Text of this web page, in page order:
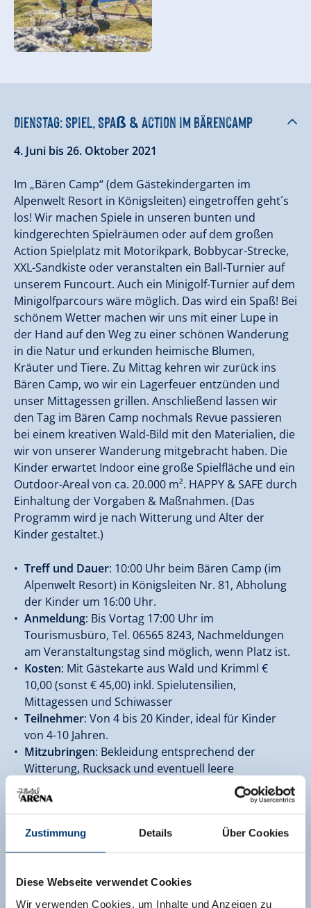
Zustimmung Details Über Cookies
Diese Webseite verwendet Cookies
Wir verwenden Cookies, um Inhalte und Anzeigen zu
Dienstag: Spiel, Spaß & Action im Bärencamp
4. Juni bis 26. Oktober 2021
Im „Bären Camp“ (dem Gästekindergarten im
Alpenwelt Resort in Königsleiten) eingetroffen geht´s
los! Wir machen Spiele in unseren bunten und
kindgerechten Spielräumen oder auf dem großen
Action Spielplatz mit Motorikpark, Bobbycar-Strecke,
XXL-Sandkiste oder veranstalten ein Ball-Turnier auf
unserem Funcourt. Auch ein Minigolf-Turnier auf dem
Minigolfparcours wäre möglich. Das wird ein Spaß! Bei
schönem Wetter machen wir uns mit einer Lupe in
der Hand auf den Weg zu einer schönen Wanderung
in die Natur und erkunden heimische Blumen,
Kräuter und Tiere. Zu Mittag kehren wir zurück ins
Bären Camp, wo wir ein Lagerfeuer entzünden und
unser Mittagessen grillen. Anschließend lassen wir
den Tag im Bären Camp nochmals Revue passieren
bei einem kreativen Wald-Bild mit den Materialien, die
wir von unserer Wanderung mitgebracht haben. Die
Kinder erwartet Indoor eine große Spielfläche und ein
Outdoor-Areal von ca. 20.000 m². HAPPY & SAFE durch
Einhaltung der Vorgaben & Maßnahmen. (Das
Programm wird je nach Witterung und Alter der
Kinder gestaltet.)
Treff und Dauer: 10:00 Uhr beim Bären Camp (im
Alpenwelt Resort) in Königsleiten Nr. 81, Abholung
der Kinder um 16:00 Uhr.
Anmeldung: Bis Vortag 17:00 Uhr im
Tourismusbüro, Tel. 06565 8243, Nachmeldungen
am Veranstaltungstag sind möglich, wenn Platz ist.
Kosten: Mit Gästekarte aus Wald und Krimml €
10,00 (sonst € 45,00) inkl. Spielutensilien,
Mittagessen und Schiwasser
Teilnehmer: Von 4 bis 20 Kinder, ideal für Kinder
von 4-10 Jahren.
Mitzubringen: Bekleidung entsprechend der
Witterung, Rucksack und eventuell leere
Trinkflasche; Die Teilnahme an weiteren
Kinderprogrammen am Sonntag, Montag,
Mittwoch, Donnerstag und Freitag ist gegen
Voranmeldung meistens möglich.
Kostenab € 29,00 pro Kind und 1/2 Tag
+43 6565 8282,rezeption@alpenwelt.net
www.alpenwelt.net